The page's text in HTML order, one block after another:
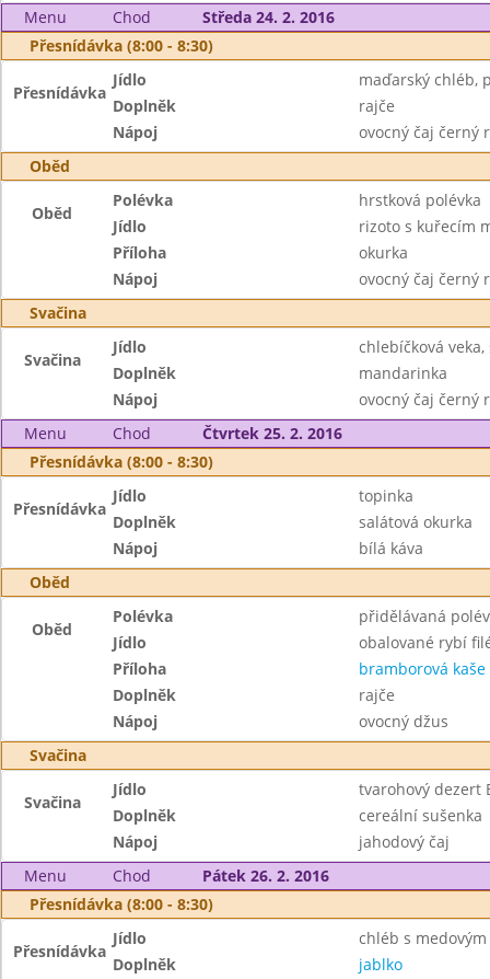
Menu
Chod
Středa 24. 2. 2016
Přesnídávka (8:00 - 8:30)
Přesnídávka
Jídlo
maďarský chléb,
Doplněk
rajče
Nápoj
ovocný čaj černý
Oběd
Oběd
Polévka
hrstková polévka
Jídlo
rizoto s kuřecím
Příloha
okurka
Nápoj
ovocný čaj černý
Svačina
Svačina
Jídlo
chlebíčková
Doplněk
mandarinka
Nápoj
ovocný čaj černý
Menu
Chod
Čtvrtek 25. 2. 2016
Přesnídávka (8:00 - 8:30)
Přesnídávka
Jídlo
topinka
Doplněk
salátová okurka
Nápoj
bílá káva
Oběd
Oběd
Polévka
přidělávaná
Jídlo
obalované rybí
Příloha
bramborová kaše
Doplněk
rajče
Nápoj
ovocný džus
Svačina
Svačina
Jídlo
tvarohový dezert
Doplněk
cereální sušenka
Nápoj
jahodový čaj
Menu
Chod
Pátek 26. 2. 2016
Přesnídávka (8:00 - 8:30)
Přesnídávka
Jídlo
chléb s
Doplněk
jablko